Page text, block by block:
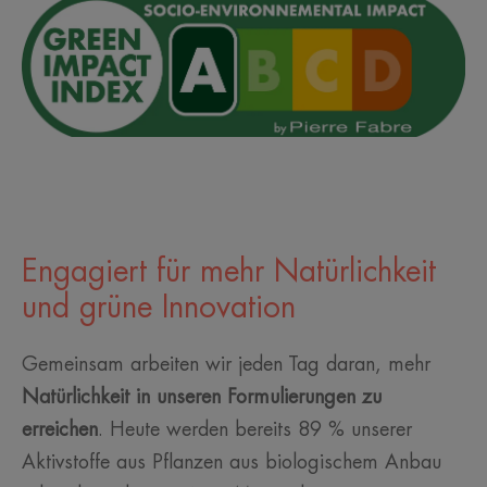
Engagiert für mehr Natürlichkeit
und grüne Innovation
Gemeinsam arbeiten wir jeden Tag daran, mehr
Natürlichkeit in unseren Formulierungen zu
erreichen. Heute werden bereits 89 % unserer
Aktivstoffe aus Pflanzen aus biologischem Anbau